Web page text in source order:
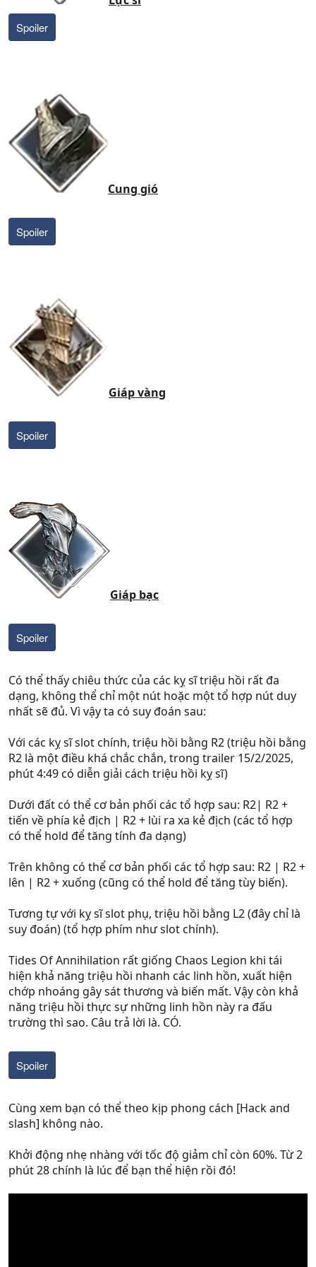
Spoiler
Cung gió
Spoiler
Giáp vàng
Spoiler
Giáp bạc
Spoiler
Có thể thấy chiêu thức của các kỵ sĩ triệu hồi rất đa
dạng, không thể chỉ một nút hoặc một tổ hợp nút duy
nhất sẽ đủ. Vì vậy ta có suy đoán sau:
Với các kỵ sĩ slot chính, triệu hồi bằng R2 (triệu hồi bằng
R2 là một điều khá chắc chắn, trong trailer 15/2/2025,
phút 4:49 có diễn giải cách triệu hồi kỵ sĩ)
Dưới đất có thể cơ bản phối các tổ hợp sau: R2| R2 +
tiến về phía kẻ địch | R2 + lùi ra xa kẻ địch (các tổ hợp
có thể hold để tăng tính đa dạng)
Trên không có thể cơ bản phối các tổ hợp sau: R2 | R2 +
lên | R2 + xuống (cũng có thể hold để tăng tùy biến).
Tương tự với kỵ sĩ slot phụ, triệu hồi bằng L2 (đây chỉ là
suy đoán) (tổ hợp phím như slot chính).
Tides Of Annihilation rất giống Chaos Legion khi tái
hiện khả năng triệu hồi nhanh các linh hồn, xuất hiện
chớp nhoáng gây sát thương và biến mất. Vậy còn khả
năng triệu hồi thực sự những linh hồn này ra đấu
trường thì sao. Câu trả lời là. CÓ.
Spoiler
Cùng xem bạn có thể theo kịp phong cách [Hack and
slash] không nào.
Khởi động nhẹ nhàng với tốc độ giảm chỉ còn 60%. Từ 2
phút 28 chính là lúc để bạn thể hiện rồi đó!